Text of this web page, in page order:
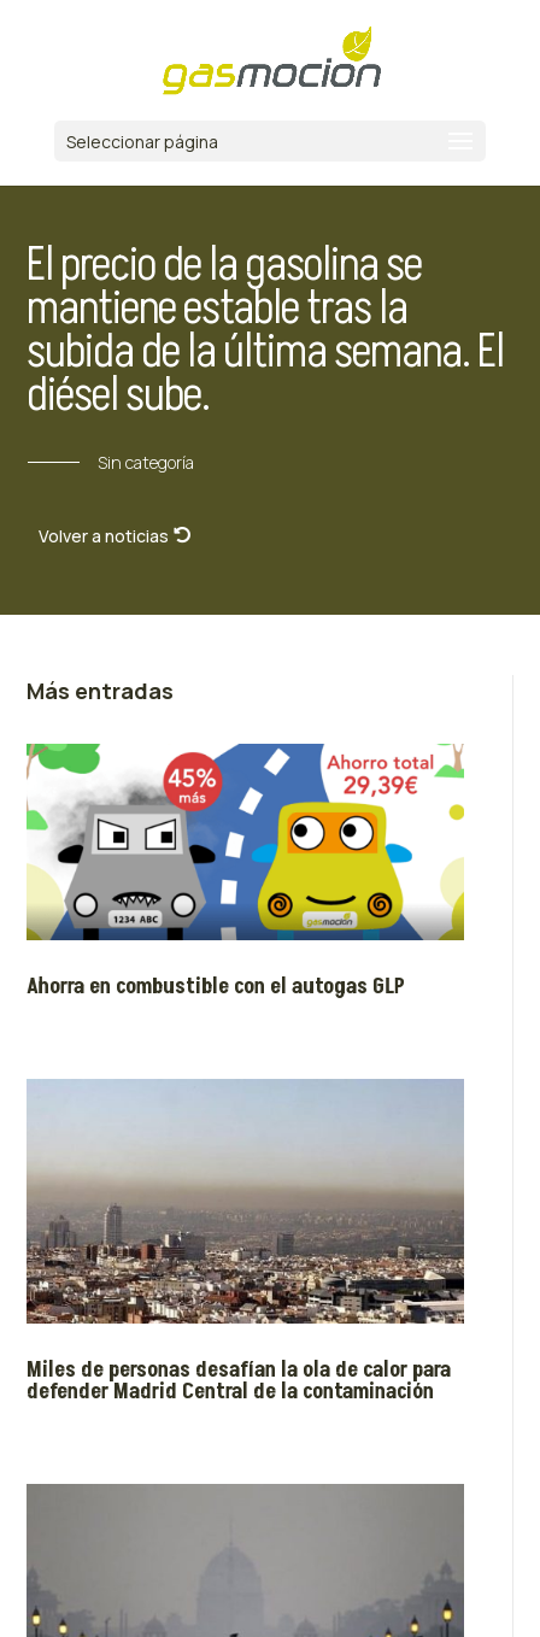
Seleccionar página
El precio de la gasolina se
mantiene estable tras la
subida de la última semana. El
diésel sube.
Sin categoría
Volver a noticias
Más entradas
Ahorra en combustible con el autogas GLP
Miles de personas desafían la ola de calor para
defender Madrid Central de la contaminación